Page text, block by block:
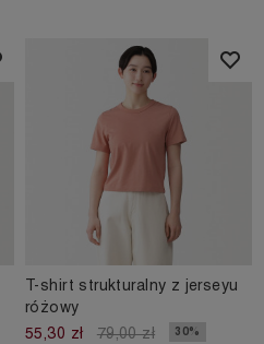
T-shirt strukturalny z jerseyu
różowy
55,30 zł
79,00 zł 30%